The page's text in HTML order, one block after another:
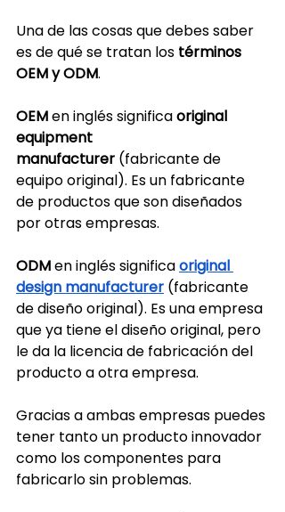
Una de las cosas que debes saber
es de qué se tratan los términos
OEM y ODM.
OEM en inglés significa original
equipment
manufacturer (fabricante de
equipo original). Es un fabricante
de productos que son diseñados
por otras empresas.
ODM en inglés significa original
design manufacturer (fabricante
de diseño original). Es una empresa
que ya tiene el diseño original, pero
le da la licencia de fabricación del
producto a otra empresa.
Gracias a ambas empresas puedes
tener tanto un producto innovador
como los componentes para
fabricarlo sin problemas.